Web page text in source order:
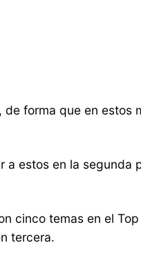
, de forma que en estos
estos en la segunda
cinco temas en el
tercera.